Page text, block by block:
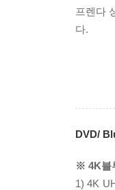
프렌다
다.
DVD/
※ 4K블
1) 4K